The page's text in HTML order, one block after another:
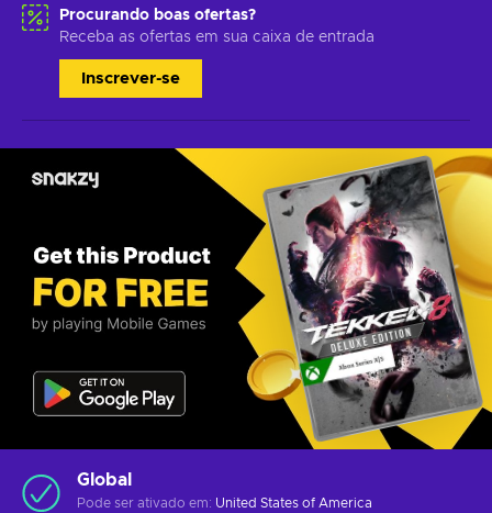
Procurando boas ofertas?
Receba as ofertas em sua caixa de entrada
Inscrever-se
Global
Pode ser ativado em: United States of America